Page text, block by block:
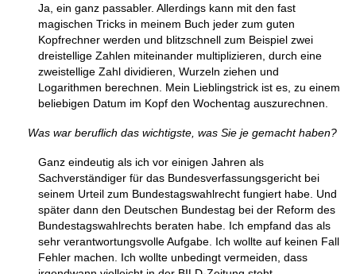
Ja, ein ganz passabler. Allerdings kann mit den fast
magischen Tricks in meinem Buch jeder zum guten
Kopfrechner werden und blitzschnell zum Beispiel zwei
dreistellige Zahlen miteinander multiplizieren, durch eine
zweistellige Zahl dividieren, Wurzeln ziehen und
Logarithmen berechnen. Mein Lieblingstrick ist es, zu einem
beliebigen Datum im Kopf den Wochentag auszurechnen.
Was war beruflich das wichtigste, was Sie je gemacht haben?
Ganz eindeutig als ich vor einigen Jahren als
Sachverständiger für das Bundesverfassungsgericht bei
seinem Urteil zum Bundestagswahlrecht fungiert habe. Und
später dann den Deutschen Bundestag bei der Reform des
Bundestagswahlrechts beraten habe. Ich empfand das als
sehr verantwortungsvolle Aufgabe. Ich wollte auf keinen Fall
Fehler machen. Ich wollte unbedingt vermeiden, dass